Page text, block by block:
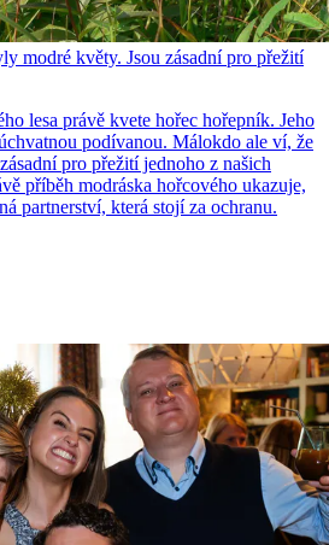
modré květy. Jsou zásadní pro přežití
lesa právě kvete hořec hořepník. Jeho
podívanou. Málokdo ale ví, že
pro přežití jednoho z našich
příběh modráska hořcového ukazuje,
partnerství, která stojí za ochranu.